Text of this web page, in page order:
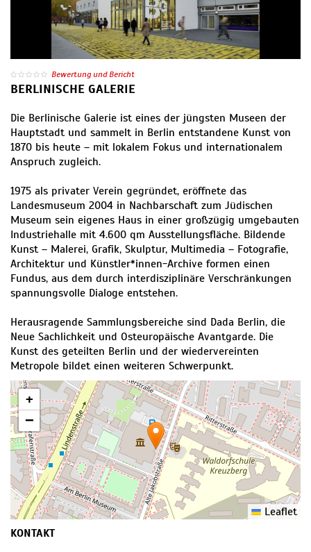
Bewertung und Bericht
BERLINISCHE GALERIE
Die Berlinische Galerie ist eines der jüngsten Museen der
Hauptstadt und sammelt in Berlin entstandene Kunst von
1870 bis heute – mit lokalem Fokus und internationalem
Anspruch zugleich.
1975 als privater Verein gegründet, eröffnete das
Landesmuseum 2004 in Nachbarschaft zum Jüdischen
Museum sein eigenes Haus in einer großzügig umgebauten
Industriehalle mit 4.600 qm Ausstellungsfläche. Bildende
Kunst – Malerei, Grafik, Skulptur, Multimedia – Fotografie,
Architektur und Künstler*innen-Archive formen einen
Fundus, aus dem durch interdisziplinäre Verschränkungen
spannungsvolle Dialoge entstehen.
Herausragende Sammlungsbereiche sind Dada Berlin, die
Neue Sachlichkeit und Osteuropäische Avantgarde. Die
Kunst des geteilten Berlin und der wiedervereinten
Metropole bildet einen weiteren Schwerpunkt.
+
−
Leaflet
KONTAKT